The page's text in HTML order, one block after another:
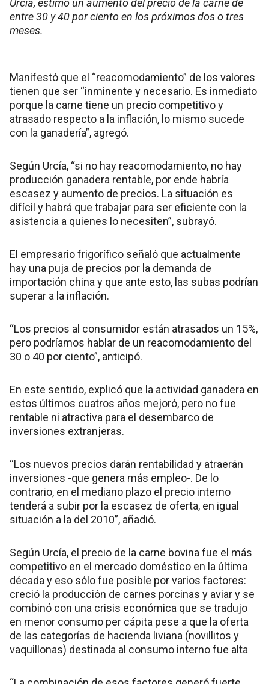
Urcía, estimó un aumento del precio de la carne de
entre 30 y 40 por ciento en los próximos dos o tres
meses.
Manifestó que el “reacomodamiento” de los valores
tienen que ser “inminente y necesario. Es inmediato
porque la carne tiene un precio competitivo y
atrasado respecto a la inflación, lo mismo sucede
con la ganadería”, agregó.
Según Urcía, “si no hay reacomodamiento, no hay
producción ganadera rentable, por ende habría
escasez y aumento de precios. La situación es
difícil y habrá que trabajar para ser eficiente con la
asistencia a quienes lo necesiten”, subrayó.
El empresario frigorífico señaló que actualmente
hay una puja de precios por la demanda de
importación china y que ante esto, las subas podrían
superar a la inflación.
“Los precios al consumidor están atrasados un 15%,
pero podríamos hablar de un reacomodamiento del
30 o 40 por ciento”, anticipó.
En este sentido, explicó que la actividad ganadera en
estos últimos cuatros años mejoró, pero no fue
rentable ni atractiva para el desembarco de
inversiones extranjeras.
“Los nuevos precios darán rentabilidad y atraerán
inversiones -que genera más empleo-. De lo
contrario, en el mediano plazo el precio interno
tenderá a subir por la escasez de oferta, en igual
situación a la del 2010”, añadió.
Según Urcía, el precio de la carne bovina fue el más
competitivo en el mercado doméstico en la última
década y eso sólo fue posible por varios factores:
creció la producción de carnes porcinas y aviar y se
combinó con una crisis económica que se tradujo
en menor consumo per cápita pese a que la oferta
de las categorías de hacienda liviana (novillitos y
vaquillonas) destinada al consumo interno fue alta